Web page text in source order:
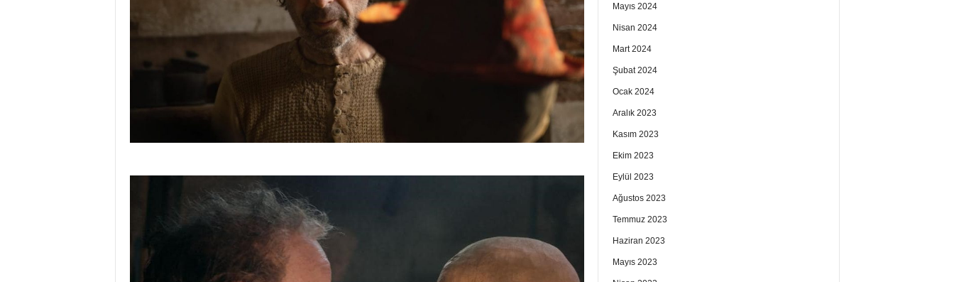
Mayıs 2024
Nisan 2024
Mart 2024
Şubat 2024
Ocak 2024
Aralık 2023
Kasım 2023
Ekim 2023
Eylül 2023
Ağustos 2023
Temmuz 2023
Haziran 2023
Mayıs 2023